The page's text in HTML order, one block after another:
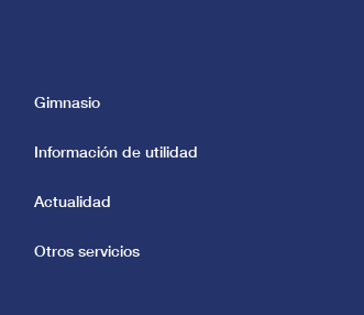
Gimnasio
Información de utilidad
Actualidad
Otros servicios